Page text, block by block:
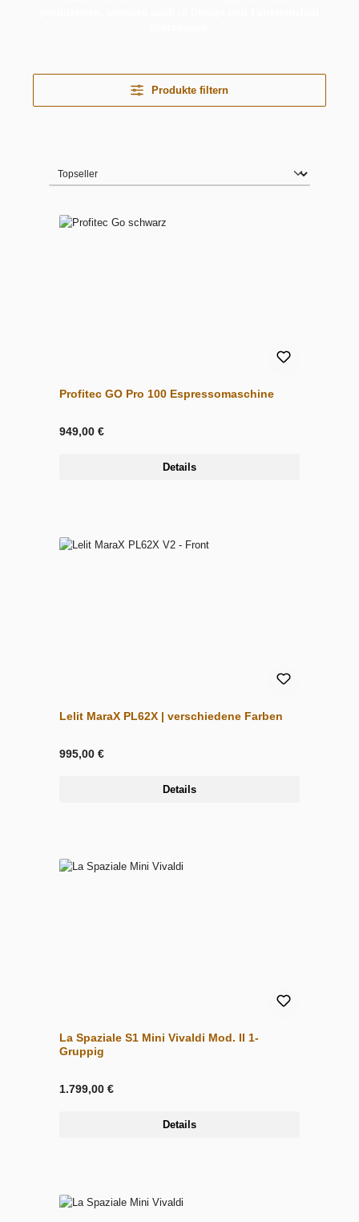
Produkte filtern
Profitec GO Pro 100 Espressomaschine
949,00 €
Details
Lelit MaraX PL62X | verschiedene Farben
995,00 €
Details
La Spaziale S1 Mini Vivaldi Mod. II 1-
Gruppig
1.799,00 €
Details